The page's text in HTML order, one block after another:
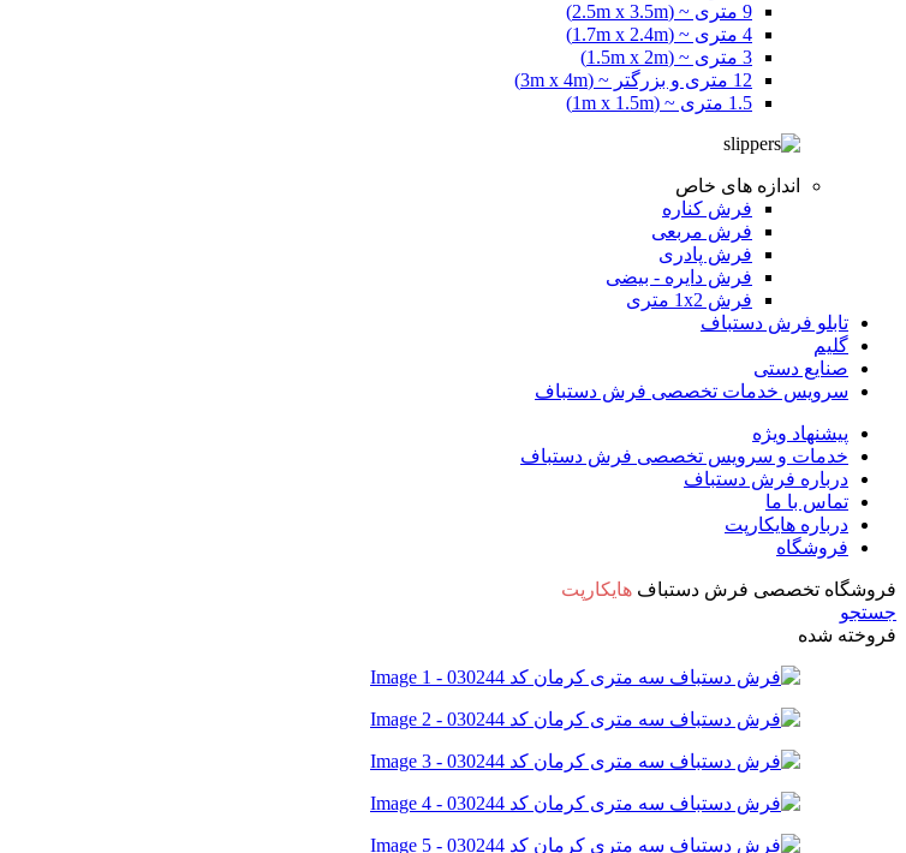
9 متری ~ (2.5m x 3.5m)
4 متری ~ (1.7m x 2.4m)
3 متری ~ (1.5m x 2m)
12 متری و بزرگتر ~ (3m x 4m)
1.5 متری ~ (1m x 1.5m)
اندازه های خاص
فرش کناره
فرش مربعی
فرش پادری
فرش دایره - بیضی
فرش 1x2 متری
تابلو فرش دستباف
گلیم
صنایع دستی
سرویس خدمات تخصصی فرش دستباف
پیشنهاد ویژه
خدمات و سرویس تخصصی فرش دستباف
درباره فرش دستباف
تماس با ما
درباره هایکارپت
فروشگاه
فروشگاه تخصصی فرش دستباف هایکارپت
جستجو
فروخته شده